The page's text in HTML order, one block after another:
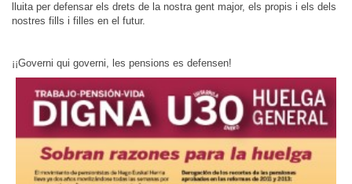
lluita per defensar els drets de la nostra gent major, els propis i els dels
nostres fills i filles en el futur.
¡¡Governi qui governi, les pensions es defensen!